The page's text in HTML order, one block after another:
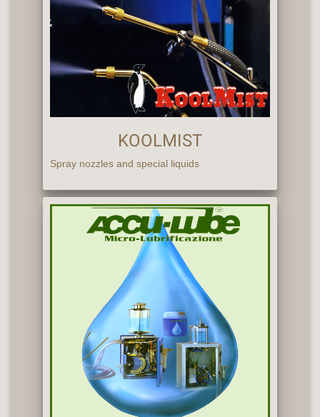
KOOLMIST
Spray nozzles and special liquids